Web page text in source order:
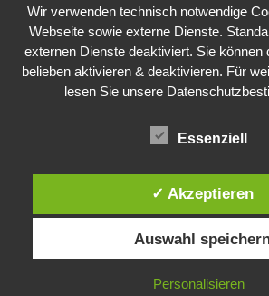
Wir verwenden technisch notwendige
Webseite sowie externe Dienste.
externen Dienste deaktiviert. Sie können
belieben aktivieren & deaktivieren. Für
lesen Sie unsere
Essenziell
✓ Akzeptieren
Auswahl
Personalisieren